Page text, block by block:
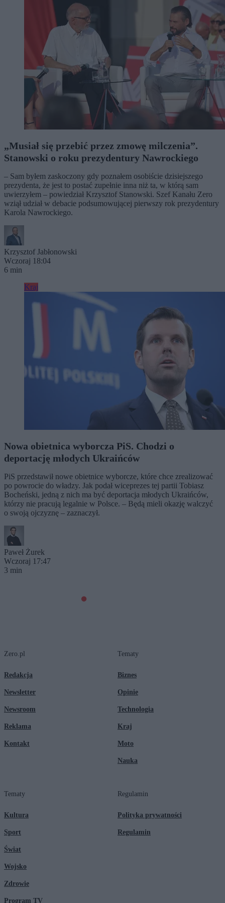
„Musiał się przebić przez zmowę milczenia”.
Stanowski o roku prezydentury Nawrockiego
– Sam byłem zaskoczony gdy poznałem osobiście dzisiejszego
prezydenta, że jest to postać zupełnie inna niż ta, w którą sam
uwierzyłem – powiedział Krzysztof Stanowski. Szef Kanału Zero
wziął udział w debacie podsumowującej pierwszy rok prezydentury
Karola Nawrockiego.
Krzysztof Jabłonowski
Wczoraj 18:04
6 min
Kraj
Nowa obietnica wyborcza PiS. Chodzi o
deportację młodych Ukraińców
PiS przedstawił nowe obietnice wyborcze, które chce zrealizować
po powrocie do władzy. Jak podał wiceprezes tej partii Tobiasz
Bocheński, jedną z nich ma być deportacja młodych Ukraińców,
którzy nie pracują legalnie w Polsce. – Będą mieli okazję walczyć
o swoją ojczyznę – zaznaczył.
Paweł Żurek
Wczoraj 17:47
3 min
Zero.pl
Redakcja
Newsletter
Newsroom
Reklama
Kontakt
Tematy
Biznes
Opinie
Technologia
Kraj
Moto
Nauka
Tematy
Kultura
Sport
Świat
Wojsko
Zdrowie
Program TV
Regulamin
Polityka prywatności
Regulamin